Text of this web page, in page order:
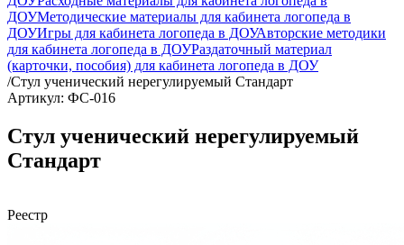
ДОУМетодические материалы для кабинета логопеда в
ДОУИгры для кабинета логопеда в ДОУАвторские методики
для кабинета логопеда в ДОУРаздаточный материал
(карточки, пособия) для кабинета логопеда в ДОУ
/Стул ученический нерегулируемый Стандарт
Артикул: ФС-016
Стул ученический нерегулируемый
Стандарт
Реестр